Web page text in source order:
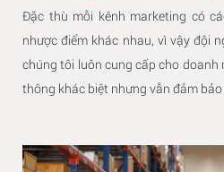
Đặc thù mỗi kênh marketing có
nhược điểm khác nhau, vì vậy đội
chúng tôi luôn cung cấp cho doanh
thông khác biệt nhưng vẫn đảm bảo